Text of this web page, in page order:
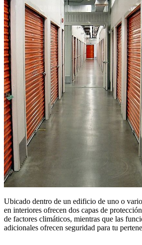
Ubicado dentro de un edificio de uno o
en interiores ofrecen dos capas de
de factores climáticos, mientras que las
adicionales ofrecen seguridad para tu